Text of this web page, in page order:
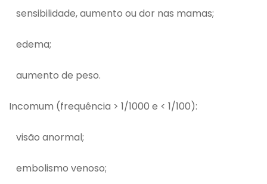
sensibilidade, aumento ou dor nas mamas;
edema;
aumento de peso.
Incomum (frequência > 1/1000 e < 1/100):
visão anormal;
embolismo venoso;